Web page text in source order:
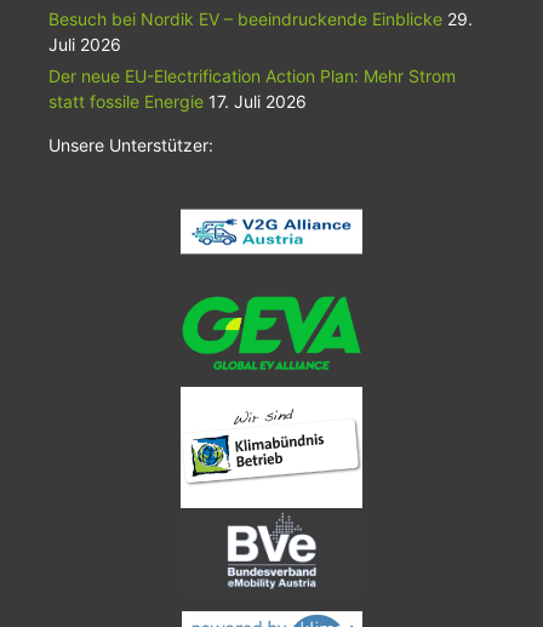
Besuch bei Nordik EV – beeindruckende Einblicke 29.
Juli 2026
Der neue EU-Electrification Action Plan: Mehr Strom
statt fossile Energie 17. Juli 2026
Unsere Unterstützer: